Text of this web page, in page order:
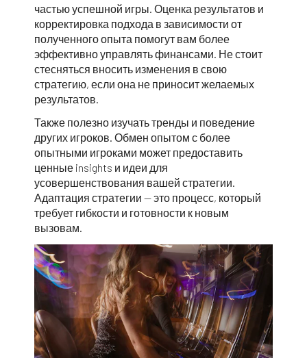
частью успешной игры. Оценка результатов и
корректировка подхода в зависимости от
полученного опыта помогут вам более
эффективно управлять финансами. Не стоит
стесняться вносить изменения в свою
стратегию, если она не приносит желаемых
результатов.
Также полезно изучать тренды и поведение
других игроков. Обмен опытом с более
опытными игроками может предоставить
ценные insights и идеи для
усовершенствования вашей стратегии.
Адаптация стратегии — это процесс, который
требует гибкости и готовности к новым
вызовам.